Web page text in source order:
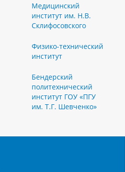
Медицинский
институт им. Н.В.
Склифосовского
Физико-технический
институт
Бендерский
политехнический
институт ГОУ «ПГУ
им. Т.Г. Шевченко»